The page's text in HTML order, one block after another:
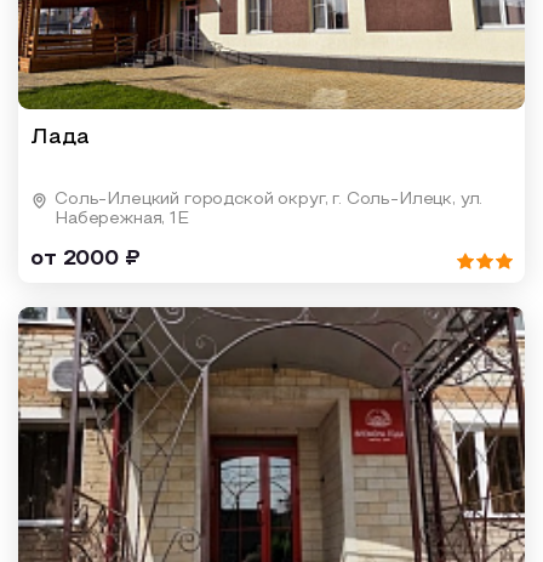
Лада
Соль-Илецкий городской округ, г. Соль-Илецк, ул.
Набережная, 1Е
от 2000 ₽